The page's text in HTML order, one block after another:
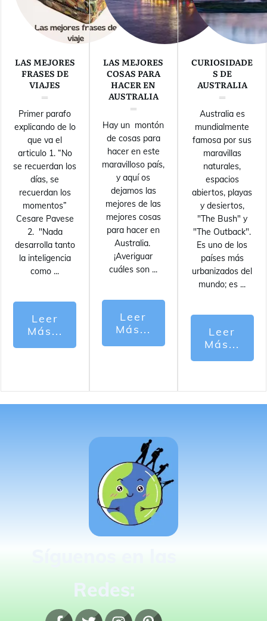
LAS MEJORES
FRASES DE
VIAJES
Primer parafo
explicando de lo
que va el
articulo 1. “No
se recuerdan los
días, se
recuerdan los
momentos”
Cesare Pavese
2. "Nada
desarrolla tanto
la inteligencia
como ...
Leer
Más...
LAS MEJORES
COSAS PARA
HACER EN
AUSTRALIA
Hay un montón
de cosas para
hacer en este
maravilloso país,
y aquí os
dejamos las
mejores de las
mejores cosas
para hacer en
Australia.
¡Averiguar
cuáles son ...
Leer
Más...
CURIOSIDADE
S DE
AUSTRALIA
Australia es
mundialmente
famosa por sus
maravillas
naturales,
espacios
abiertos, playas
y desiertos,
"The Bush" y
"The Outback".
Es uno de los
países más
urbanizados del
mundo; es ...
Leer
Más...
Redes: